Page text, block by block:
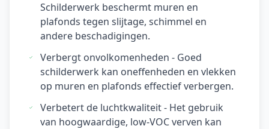
Schilderwerk beschermt muren en
plafonds tegen slijtage, schimmel en
andere beschadigingen.
Verbergt onvolkomenheden - Goed
schilderwerk kan oneffenheden en vlekken
op muren en plafonds effectief verbergen.
Verbetert de luchtkwaliteit - Het gebruik
van hoogwaardige, low-VOC verven kan